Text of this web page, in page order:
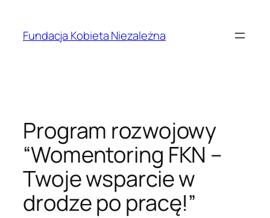
treściFundacja Kobieta Niezależna
Program rozwojowy
“Womentoring FKN –
Twoje wsparcie w
drodze po pracę!”